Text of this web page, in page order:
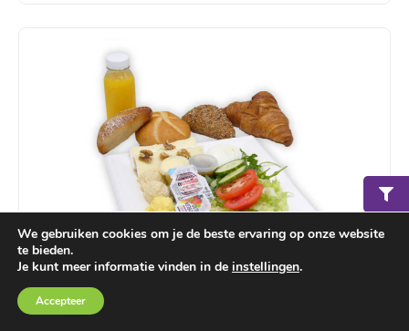
Lunch de luxe
We gebruiken cookies om je de beste ervaring op onze website
te bieden.
Je kunt meer informatie vinden in de instellingen.
Accepteer